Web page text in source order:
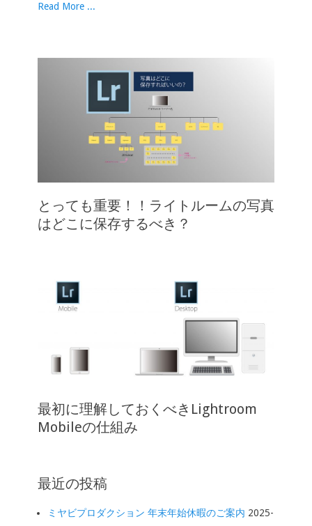
Read More ...
とっても重要！！ライトルームの写真
はどこに保存するべき？
最初に理解しておくべきLightroom
Mobileの仕組み
最近の投稿
ミヤビプロダクション 年末年始休暇のご案内 2025-